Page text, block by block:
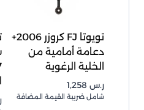
تويوتا FJ كروزر 2006+
دعامة أمامية من
الخلية الرغوية
ر.س
شامل ضريبة القيمة المضافة